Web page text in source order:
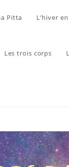
Pitta L’hiver
Les trois corps